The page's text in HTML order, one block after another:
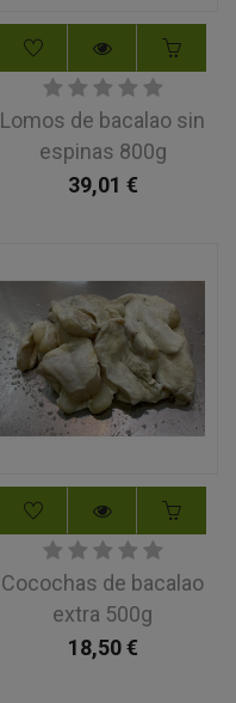
Lomos de bacalao sin
espinas 800g
39,01 €
Cocochas de bacalao
extra 500g
18,50€